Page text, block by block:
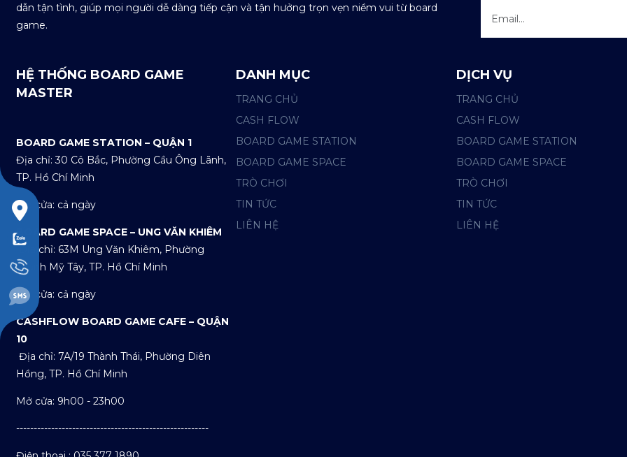
dẫn tận tình, giúp mọi người dễ dàng tiếp cận và tận hưởng trọn vẹn niềm vui từ board
game.
HỆ THỐNG BOARD GAME
MASTER
BOARD GAME STATION – QUẬN 1
Địa chỉ: 30 Cô Bắc, Phường Cầu Ông Lãnh,
TP. Hồ Chí Minh
Mở cửa: cả ngày
BOARD GAME SPACE – UNG VĂN KHIÊM
Địa chỉ: 63M Ung Văn Khiêm, Phường
Thạnh Mỹ Tây, TP. Hồ Chí Minh
Mở cửa: cả ngày
CASHFLOW BOARD GAME CAFE – QUẬN
10
Địa chỉ: 7A/19 Thành Thái, Phường Diên
Hồng, TP. Hồ Chí Minh
Mở cửa: 9h00 - 23h00
-------------------------------------------------------
DANH MỤC
TRANG CHỦ
CASH FLOW
BOARD GAME STATION
BOARD GAME SPACE
TRÒ CHƠI
TIN TỨC
LIÊN HỆ
DỊCH VỤ
TRANG CHỦ
CASH FLOW
BOARD GAME STATION
BOARD GAME SPACE
TRÒ CHƠI
TIN TỨC
LIÊN HỆ